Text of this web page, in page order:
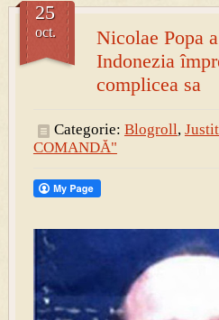
Nicolae Popa
Indonezia
complicea sa
25
oct.
Categorie: Blogroll,
COMANDĂ"